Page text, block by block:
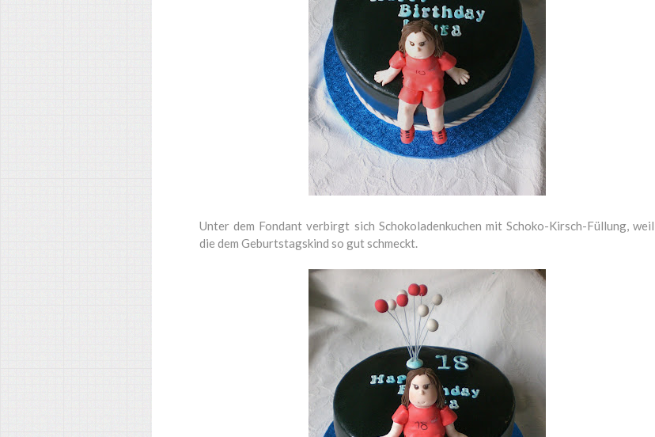
Unter dem Fondant verbirgt sich Schokoladenkuchen mit Schoko-Kirsch-Füllung, weil
die dem Geburtstagskind so gut schmeckt.